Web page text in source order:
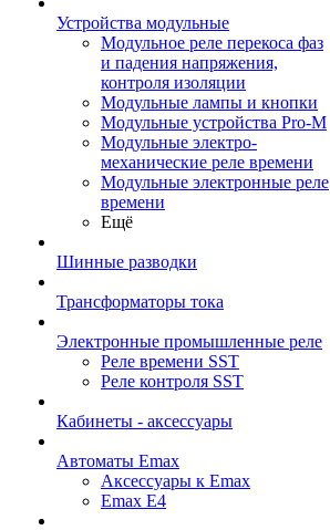
Устройства модульные
Модульное реле перекоса фаз
и падения напряжения,
контроля изоляции
Модульные лампы и кнопки
Модульные устройства Pro-M
Модульные электро-
механические реле времени
Модульные электронные реле
времени
Ещё
Шинные разводки
Трансформаторы тока
Электронные промышленные реле
Реле времени SST
Реле контроля SST
Кабинеты - аксессуары
Автоматы Emax
Аксессуары к Emax
Emax E4